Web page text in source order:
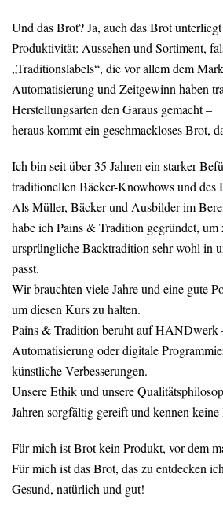
Und das Brot? Ja, auch das Brot
Produktivität: Aussehen und Sortiment,
„Traditionslabels“, die vor allem dem
Automatisierung und Zeitgewinn haben
Herstellungsarten den Garaus gemacht –
heraus kommt ein geschmackloses Brot,
Ich bin seit über 35 Jahren ein starker
traditionellen Bäcker-Knowhows und
Als Müller, Bäcker und Ausbilder im
habe ich Pains & Tradition gegründet, um
ursprüngliche Backtradition sehr wohl in
passt.
Wir brauchten viele Jahre und eine gute
um diesen Kurs zu halten.
Pains & Tradition beruht auf HANDwerk
Automatisierung oder digitale
künstliche Verbesserungen.
Unsere Ethik und unsere
Jahren sorgfältig gereift und kennen
Für mich ist Brot kein Produkt, vor dem
Für mich ist das Brot, das zu entdecken
Gesund, natürlich und gut!